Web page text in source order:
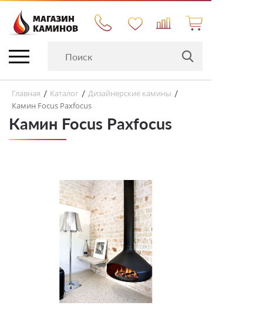
Главная / Каталог / Дизайнерские камины /
Камин Focus Paxfocus
Камин Focus Paxfocus